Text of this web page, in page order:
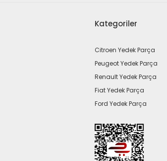
Kategoriler
Citroen Yedek Parça
Peugeot Yedek Parça
Renault Yedek Parça
Fiat Yedek Parça
Ford Yedek Parça